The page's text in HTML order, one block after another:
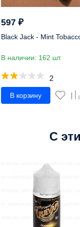
597 ₽
Black Jack - Mint
В наличии: 162 шт.
2
В корзину
C